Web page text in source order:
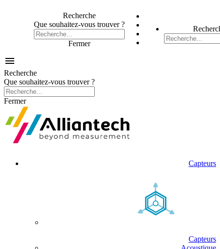
Recherche
Que souhaitez-vous trouver ?
Fermer

Recherche
Que souhaitez-vous trouver ?
Fermer
Capteurs
Capteurs